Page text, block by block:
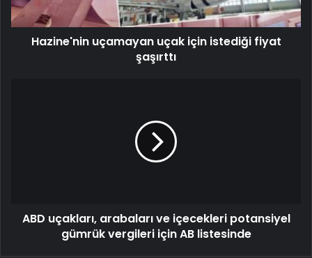
Hazine'nin uçamayan uçak için istediği fiyat
şaşırttı
ABD uçakları, arabaları ve içecekleri potansiyel
gümrük vergileri için AB listesinde